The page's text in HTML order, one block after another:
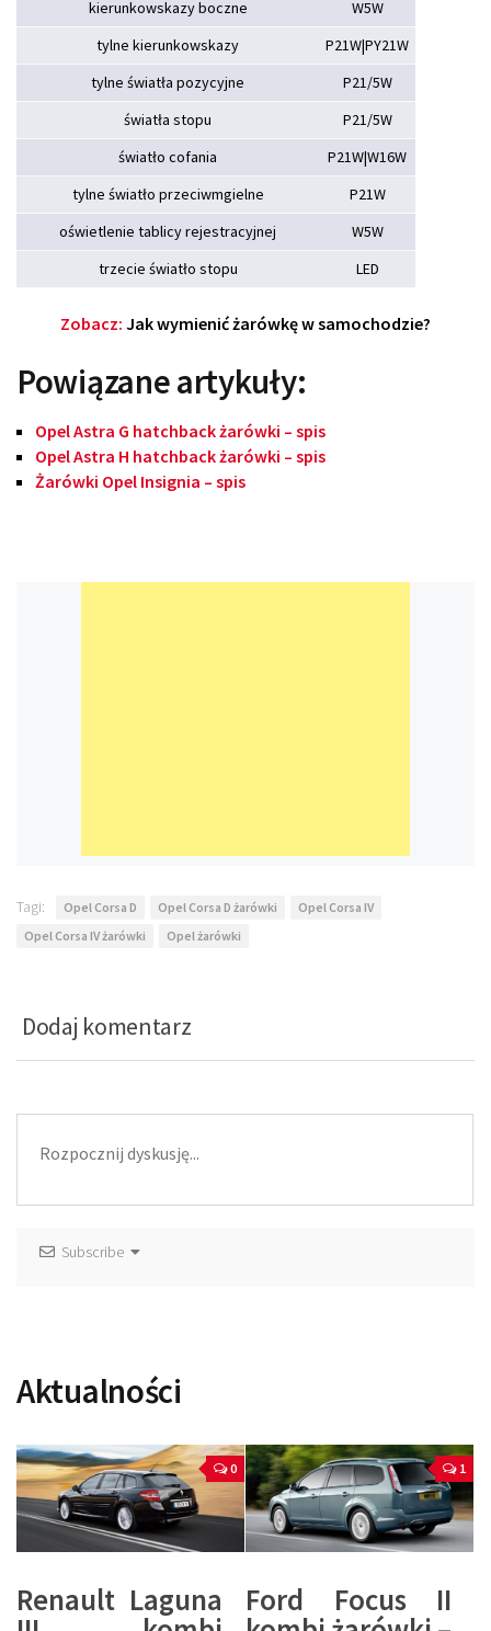
kierunkowskazy boczne
W5W
tylne kierunkowskazy
P21W|PY21W
tylne światła pozycyjne
P21/5W
światła stopu
P21/5W
światło cofania
P21W|W16W
tylne światło przeciwmgielne
P21W
oświetlenie tablicy rejestracyjnej
W5W
trzecie światło stopu
LED
Zobacz: Jak wymienić żarówkę w samochodzie?
Powiązane artykuły:
Opel Astra G hatchback żarówki – spis
Opel Astra H hatchback żarówki – spis
Żarówki Opel Insignia – spis
Tagi: Opel Corsa D Opel Corsa D żarówki
Opel Corsa IV
Opel Corsa IV żarówki
Opel żarówki
Dodaj komentarz
Subscribe
Aktualności
0
Renault Laguna
1
Ford Focus II